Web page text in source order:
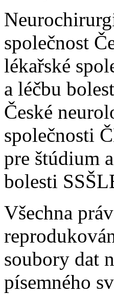
společnost
lékařské
a léčbu
České
společnosti
pre štúdium
bolesti
Všechna
soubory dat
písemného